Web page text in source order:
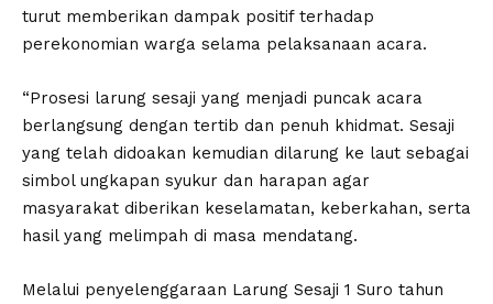
turut memberikan dampak positif terhadap
perekonomian warga selama pelaksanaan acara.
“Prosesi larung sesaji yang menjadi puncak acara
berlangsung dengan tertib dan penuh khidmat. Sesaji
yang telah didoakan kemudian dilarung ke laut sebagai
simbol ungkapan syukur dan harapan agar
masyarakat diberikan keselamatan, keberkahan, serta
hasil yang melimpah di masa mendatang.
Melalui penyelenggaraan Larung Sesaji 1 Suro tahun